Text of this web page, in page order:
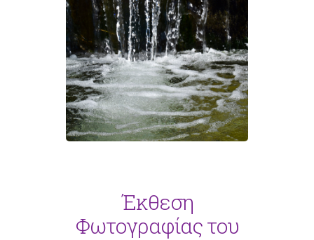
Έκθεση
Φωτογραφίας του